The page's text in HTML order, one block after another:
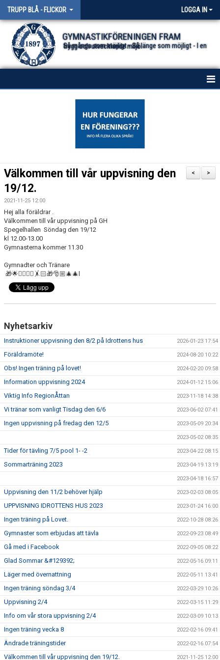
TRUPP BLÅ - FLICKOR LOGGA IN
GYMNASTIKFÖRENINGEN FRAM
Så många som möjligt - Så länge som möjligt - I en trygg och utvecklande miljö.
>
<
Välkommen till vår uppvisning den
19/12.
2021-11-25 12:00
Hej alla föräldrar .
Välkommen till vår uppvisning på GH
Spegelhallen Söndag den 19/12
kl 12.00-13.00
Gymnasterna kommer 11.30
Gymnadter och Tränare
🎁🌟🤸‍♂️🤸‍♀️🤸🏻🎁🎅🏼🎄🎄l
Nyhetsarkiv
Instruktioner uppvisning den 8/2 på Idrottens hus 2026-01-23 17:54
Föräldramöte! 2024-08-20 10:22
Obs! Ingen träning på lovet! 2024-02-20 09:58
Information uppvisning 2024 2024-01-12 15:06
Viktig Info RegionÅttan 2023-11-18 14:38
Vi tränar som vanligt Tisdag den 6/6 2023-06-02 07:41
Ingen uppvisning på fredag den 12/5 2023-05-09 20:34
2023-05-02 08:35
Tider för tävling 7/5 pool 1- -2 2023-04-22 08:15
Sommarträning 2023 2023-04-19 13:19
2023-04-18 16:57
Uppvisning den 11/2 behöver hjälp 2023-02-03 08:05
UPPVISNING IDROTTENS HUS 2023 2023-01-24 16:00
Ingen träning på Lovet. 2022-10-28 08:26
Gymnaster som erbjudas att tävla 2022-09-23 08:49
Gå med i Facebook 2022-09-05 08:22
Glad Sommar &#129392; 2022-05-16 09:11
Läger med övernattning 2022-05-11 13:41
Ingen träning söndag 3/4 2022-03-29 10:26
Uppvisning 2/4 2022-03-15 11:29
Info om vår stora uppvisning 2/4 2022-03-09 10:13
Ingen träning vecka 8 2022-02-16 09:41
Ändrade träningstider 2022-02-16 07:54
Välkommen till vår uppvisning den 19/12. 2021-11-25 12:00